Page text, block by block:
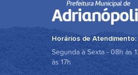
Horários de Atendimento:
Segunda à Sexta - 08h às
às 17h